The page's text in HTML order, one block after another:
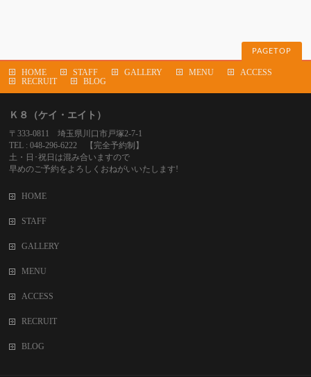
PAGETOP
HOME STAFF GALLERY MENU
ACCESS
RECRUIT
BLOG
Ｋ８（ケイ・エイト）
〒333-0811 埼玉県川口市戸塚2-7-1
TEL : 048-296-6222 【完全予約制】
土・日･祝日は混み合いますので
早めのご予約をよろしくおねがいいたします!
HOME
STAFF
GALLERY
MENU
ACCESS
RECRUIT
BLOG